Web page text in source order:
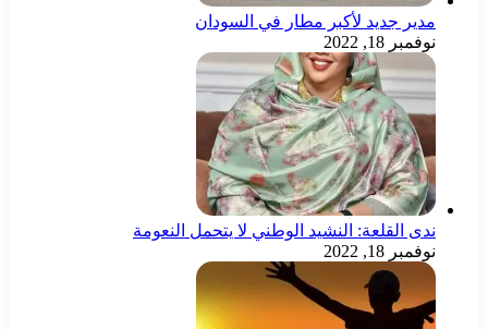
مدير جديد لأكبر مطار في السودان
نوفمبر 18, 2022
ندى القلعة: النشيد الوطني لا يتحمل النعومة
نوفمبر 18, 2022